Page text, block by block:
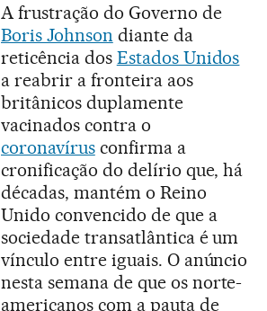
A frustração do Governo de
Boris Johnson diante da
reticência dos Estados Unidos
a reabrir a fronteira aos
britânicos duplamente
vacinados contra o
coronavírusconfirma a
cronificação do delírio que, há
décadas, mantém o Reino
Unido convencido de que a
sociedade transatlântica é um
vínculo entre iguais. O anúncio
nesta semana de que os norte-
americanos com a pauta de